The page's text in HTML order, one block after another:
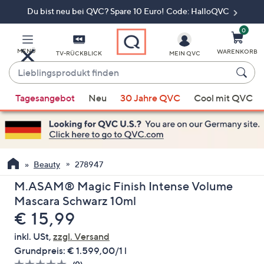
Du bist neu bei QVC? Spare 10 Euro! Code: HalloQVC
MENÜ TV-RÜCKBLICK
Lieblingsprodukt
finden
Vorschläge
verfügbar
sind,
verwenden
Sie
die
Pfeiltasten
nach
oben
und
nach
unten
MEIN QVC
0
WARENKORB
Tagesangebot Neu 30 Jahre QVC Cool mit QVC
Beauty 278947
M.ASAM® Magic Finish Intense Volume
Mascara Schwarz 10ml
Gelöscht
€ 15,99
inkl. USt, zzgl. Versand
Grundpreis: € 1.599,00/1 l